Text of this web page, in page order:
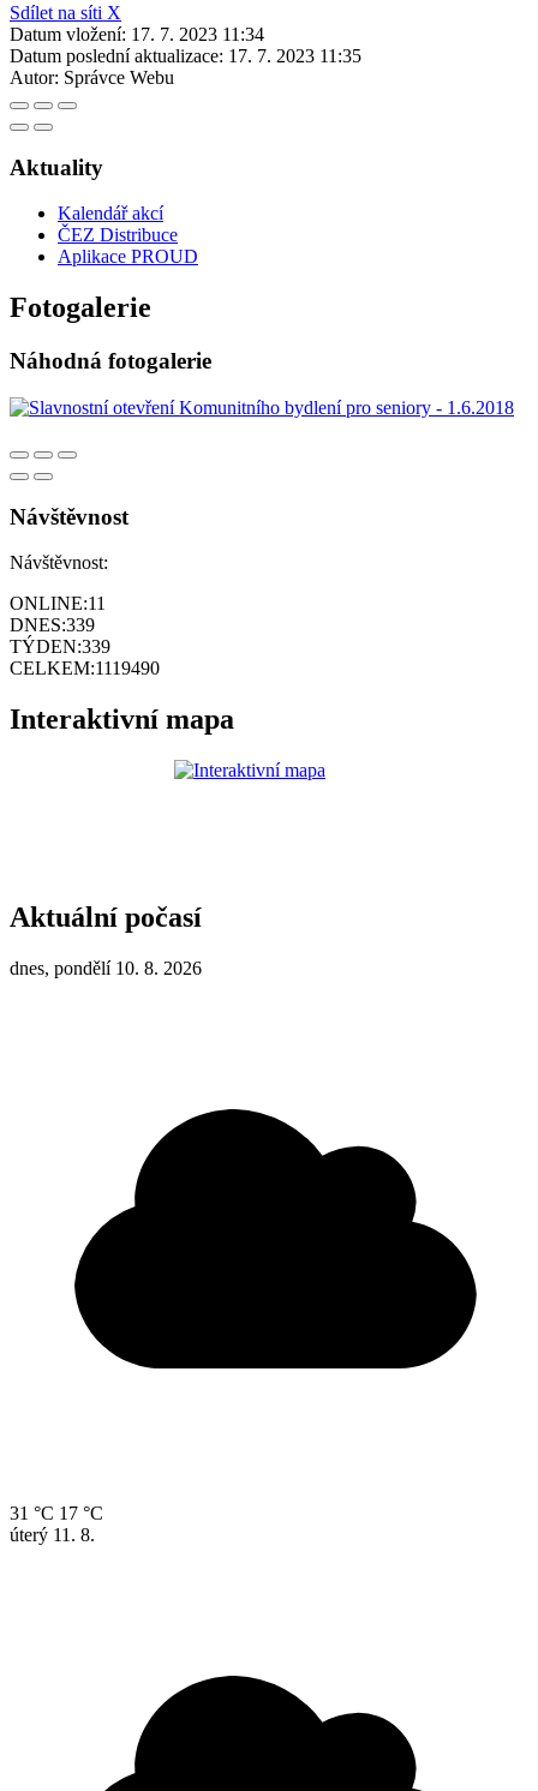
Sdílet na síti X
Datum vložení: 17. 7. 2023 11:34
Datum poslední aktualizace: 17. 7. 2023 11:35
Autor: Správce Webu
Aktuality
Kalendář akcí
ČEZ Distribuce
Aplikace PROUD
Fotogalerie
Náhodná fotogalerie
Návštěvnost
Návštěvnost:
ONLINE:11
DNES:339
TÝDEN:339
CELKEM:1119490
Interaktivní mapa
Aktuální počasí
dnes, pondělí 10. 8. 2026
31 °C 17 °C
úterý 11. 8.